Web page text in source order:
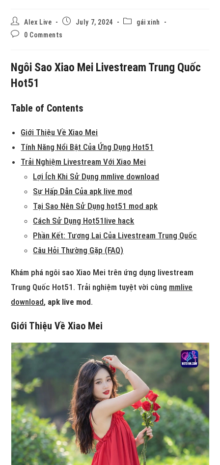
Alex Live July 7, 2024
gái xinh
0 Comments
Ngôi Sao Xiao Mei Livestream Trung Quốc
Hot51
Table of Contents
Giới Thiệu Về Xiao Mei
Tính Năng Nổi Bật Của Ứng Dụng Hot51
Trải Nghiệm Livestream Với Xiao Mei
Lợi Ích Khi Sử Dụng mmlive download
Sự Hấp Dẫn Của apk live mod
Tại Sao Nên Sử Dụng hot51 mod apk
Cách Sử Dụng Hot51live hack
Phần Kết: Tương Lai Của Livestream Trung Quốc
Câu Hỏi Thường Gặp (FAQ)
Khám phá ngôi sao Xiao Mei trên ứng dụng livestream
Trung Quốc Hot51. Trải nghiệm tuyệt vời cùng mmlive
download, apk live mod.
Giới Thiệu Về Xiao Mei